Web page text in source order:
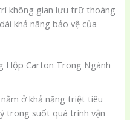
không gian lưu trữ thoáng
khả năng bảo vệ của
Hộp Carton Trong Ngành
ở khả năng triệt tiêu
trong suốt quá trình vận